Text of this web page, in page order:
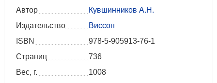
Автор
Кувшинников А.Н.
Издательство
Виссон
ISBN
978-5-905913-76-1
Страниц
736
Вес, г.
1008